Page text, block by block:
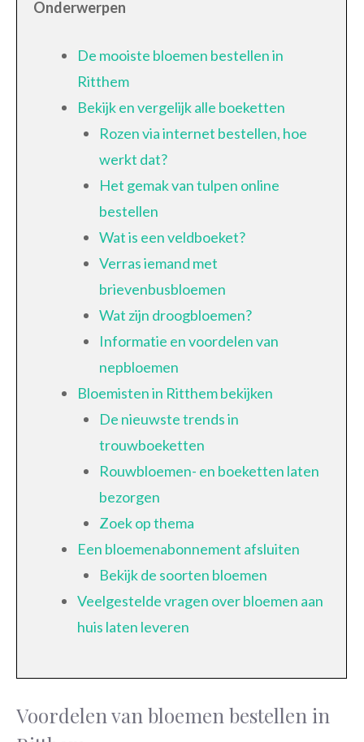
Onderwerpen
De mooiste bloemen bestellen in
Ritthem
Bekijk en vergelijk alle boeketten
Rozen via internet bestellen, hoe
werkt dat?
Het gemak van tulpen online
bestellen
Wat is een veldboeket?
Verras iemand met
brievenbusbloemen
Wat zijn droogbloemen?
Informatie en voordelen van
nepbloemen
Bloemisten in Ritthem bekijken
De nieuwste trends in
trouwboeketten
Rouwbloemen- en boeketten laten
bezorgen
Zoek op thema
Een bloemenabonnement afsluiten
Bekijk de soorten bloemen
Veelgestelde vragen over bloemen aan
huis laten leveren
Voordelen van bloemen bestellen in